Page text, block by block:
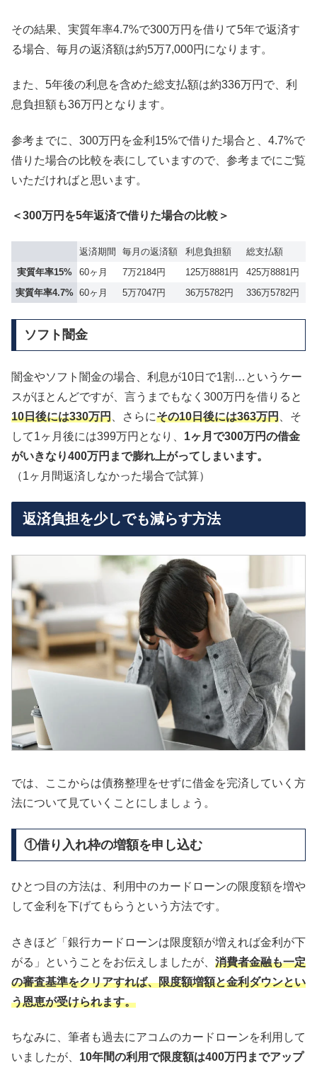
その結果、実質年率4.7%で300万円を借りて5年で返済す
る場合、毎月の返済額は約5万7,000円になります。
また、5年後の利息を含めた総支払額は約336万円で、利
息負担額も36万円となります。
参考までに、300万円を金利15%で借りた場合と、4.7%で
借りた場合の比較を表にしていますので、参考までにご覧
いただければと思います。
＜300万円を5年返済で借りた場合の比較＞
返済期間 毎月の返済額 利息負担額
総支払額
実質年率15%
60ヶ月 7万2184円 125万8881円
425万8881円
実質年率4.7% 60ヶ月 5万7047円 36万5782円 336万5782円
ソフト闇金
闇金やソフト闇金の場合、利息が10日で1割…というケー
スがほとんどですが、言うまでもなく300万円を借りると
10日後には330万円 、さらにその10日後には363万円 、そ
して1ヶ月後には399万円となり、 1ヶ月で300万円の借金
がいきなり400万円まで膨れ上がってしまいます。
（1ヶ月間返済しなかった場合で試算）
返済負担を少しでも減らす方法
では、ここからは債務整理をせずに借金を完済していく方
法について見ていくことにしましょう。
①借り入れ枠の増額を申し込む
ひとつ目の方法は、利用中のカードローンの限度額を増や
して金利を下げてもらうという方法です。
さきほど「銀行カードローンは限度額が増えれば金利が下
がる」ということをお伝えしましたが、 消費者金融も一定
の審査基準をクリアすれば、限度額増額と金利ダウンとい
う恩恵が受けられます。
ちなみに、筆者も過去にアコムのカードローンを利用して
いましたが、 10年間の利用で限度額は400万円までアップ